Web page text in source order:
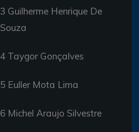
3 Guilherme Henrique De
Souza
4 Taygor Gonçalves
5 Euller Mota Lima
6 Michel Araujo Silvestre